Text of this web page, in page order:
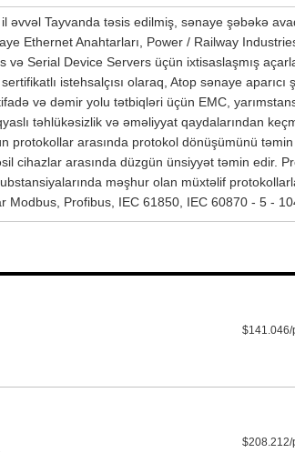
əvvəl Tayvanda təsis edilmiş, sənaye şəbəkə
Ethernet Anahtarları, Power / Railway
və Serial Device Servers üçün ixtisaslaşmış
istehsalçısı olaraq, Atop sənaye
və dəmir yolu tətbiqləri üçün EMC,
təhlükəsizlik və əməliyyat qaydalarından
protokollar arasında protokol dönüşümünü
cihazlar arasında düzgün ünsiyyət təmin edir.
məşhur olan müxtəlif
Modbus, Profibus, IEC 61850, IEC 60870 - 5 -
$141.046/
$208.212/